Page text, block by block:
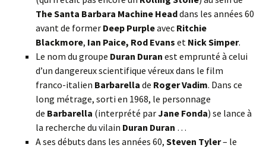
The Santa Barbara Machine Headdans les années 60
avant de former Deep Purpleavec Ritchie
Blackmore, Ian Paice, Rod Evans et Nick Simper.
Le nom du groupe Duran Duran est emprunté à celui
d’un dangereux scientifique véreux dans le film
franco-italien Barbarella de Roger Vadim. Dans ce
long métrage, sorti en 1968, le personnage
de Barbarella (interprété parJane Fonda) se lance à
la recherche du vilain Duran Duran …
A ses débuts dans les années 60, Steven Tyler– le